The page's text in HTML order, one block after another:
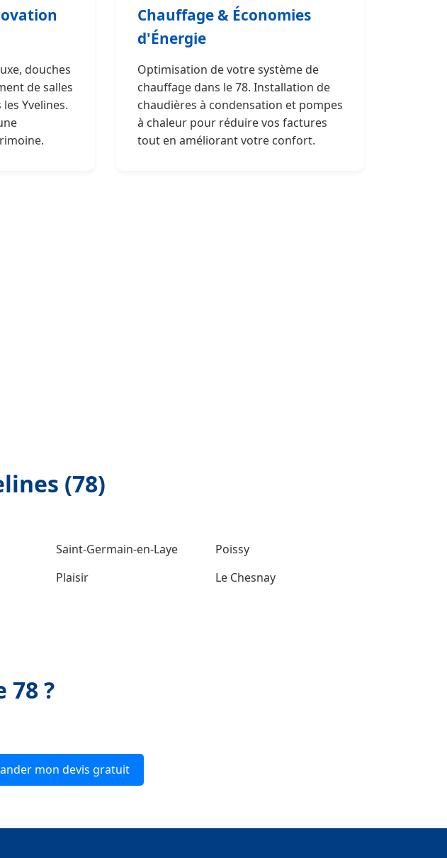
douches
de salles
Yvelines.
Chauffage & Économies
d'Énergie
Optimisation de votre système de
chauffage dans le 78. Installation de
chaudières à condensation et pompes
à chaleur pour réduire vos factures
tout en améliorant votre confort.
(78)
Saint-Germain-en-Laye
Poissy
Plaisir Le Chesnay
?
mon devis gratuit